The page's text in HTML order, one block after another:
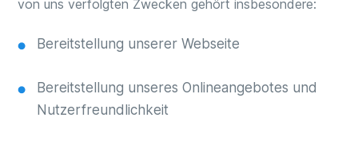
von uns verfolgten Zwecken gehört insbesondere:
Bereitstellung unserer Webseite
Bereitstellung unseres Onlineangebotes und
Nutzerfreundlichkeit